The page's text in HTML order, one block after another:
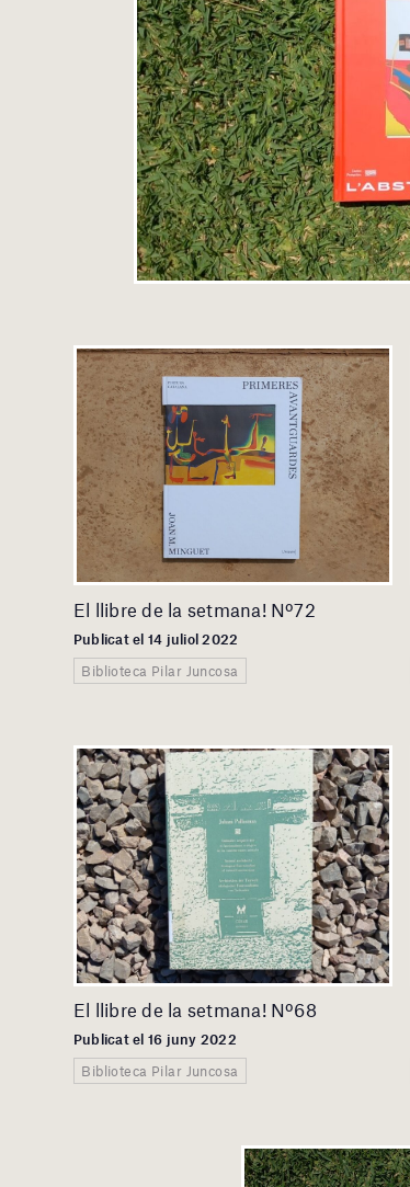
El llibre de la setmana! Nº72
Publicat el 14 juliol 2022
Biblioteca Pilar Juncosa
El llibre de la setmana! Nº68
Publicat el 16 juny 2022
Biblioteca Pilar Juncosa